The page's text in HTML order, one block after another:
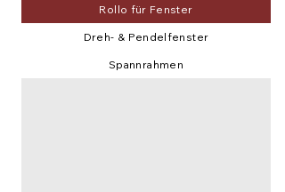
Rollo für Fenster
Dreh- & Pendelfenster
Spannrahmen